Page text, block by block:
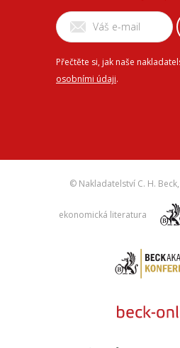
Přečtěte si, jak naše
osobními údaji.
© Nakladatelství C. H. Beck,
ekonomická literatura